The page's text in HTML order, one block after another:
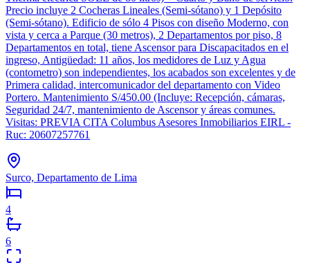
Precio incluye 2 Cocheras Lineales (Semi-sótano) y 1 Depósito
(Semi-sótano). Edificio de sólo 4 Pisos con diseño Moderno, con
vista y cerca a Parque (30 metros), 2 Departamentos por piso, 8
Departamentos en total, tiene Ascensor para Discapacitados en el
ingreso, Antigüedad: 11 años, los medidores de Luz y Agua
(contometro) son independientes, los acabados son excelentes y de
Primera calidad, intercomunicador del departamento con Video
Portero. Mantenimiento S/450.00 (Incluye: Recepción, cámaras,
Seguridad 24/7, mantenimiento de Ascensor y áreas comunes.
Visitas: PREVIA CITA Columbus Asesores Inmobiliarios EIRL -
Ruc: 20607257761
Surco, Departamento de Lima
4
6